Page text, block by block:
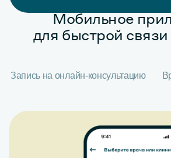
Мобильное
для быстрой
Запись на онлайн-консультацию